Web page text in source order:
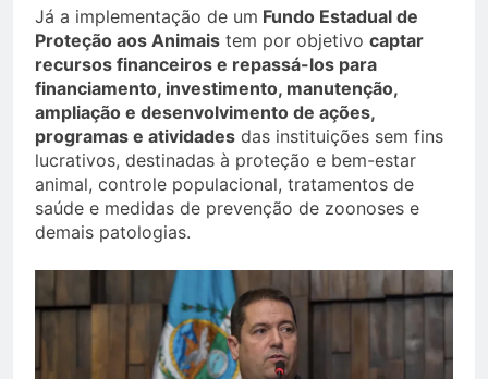
Já a implementação de um Fundo Estadual de
Proteção aos Animais tem por objetivo captar
recursos financeiros e repassá-los para
financiamento, investimento, manutenção,
ampliação e desenvolvimento de ações,
programas e atividades das instituições sem fins
lucrativos, destinadas à proteção e bem-estar
animal, controle populacional, tratamentos de
saúde e medidas de prevenção de zoonoses e
demais patologias.